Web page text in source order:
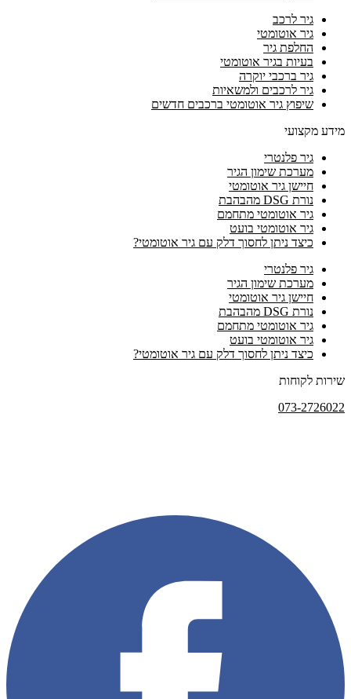
גיר לרכב
גיר אוטומטי
החלפת גיר
בעיות בגיר אוטומטי
גיר ברכבי יוקרה
גיר לרכבים ולמשאיות
שיפוץ גיר אוטומטי ברכבים חדשים
מידע מקצועי
גיר פלנטרי
מערכת שימון הגיר
חיישן גיר אוטומטי
נורת DSG מהבהבת
גיר אוטומטי מתחמם
גיר אוטומטי בועט
כיצד ניתן לחסוך דלק עם גיר אוטומטי?
גיר פלנטרי
מערכת שימון הגיר
חיישן גיר אוטומטי
נורת DSG מהבהבת
גיר אוטומטי מתחמם
גיר אוטומטי בועט
כיצד ניתן לחסוך דלק עם גיר אוטומטי?
שירות לקוחות
073-2726022